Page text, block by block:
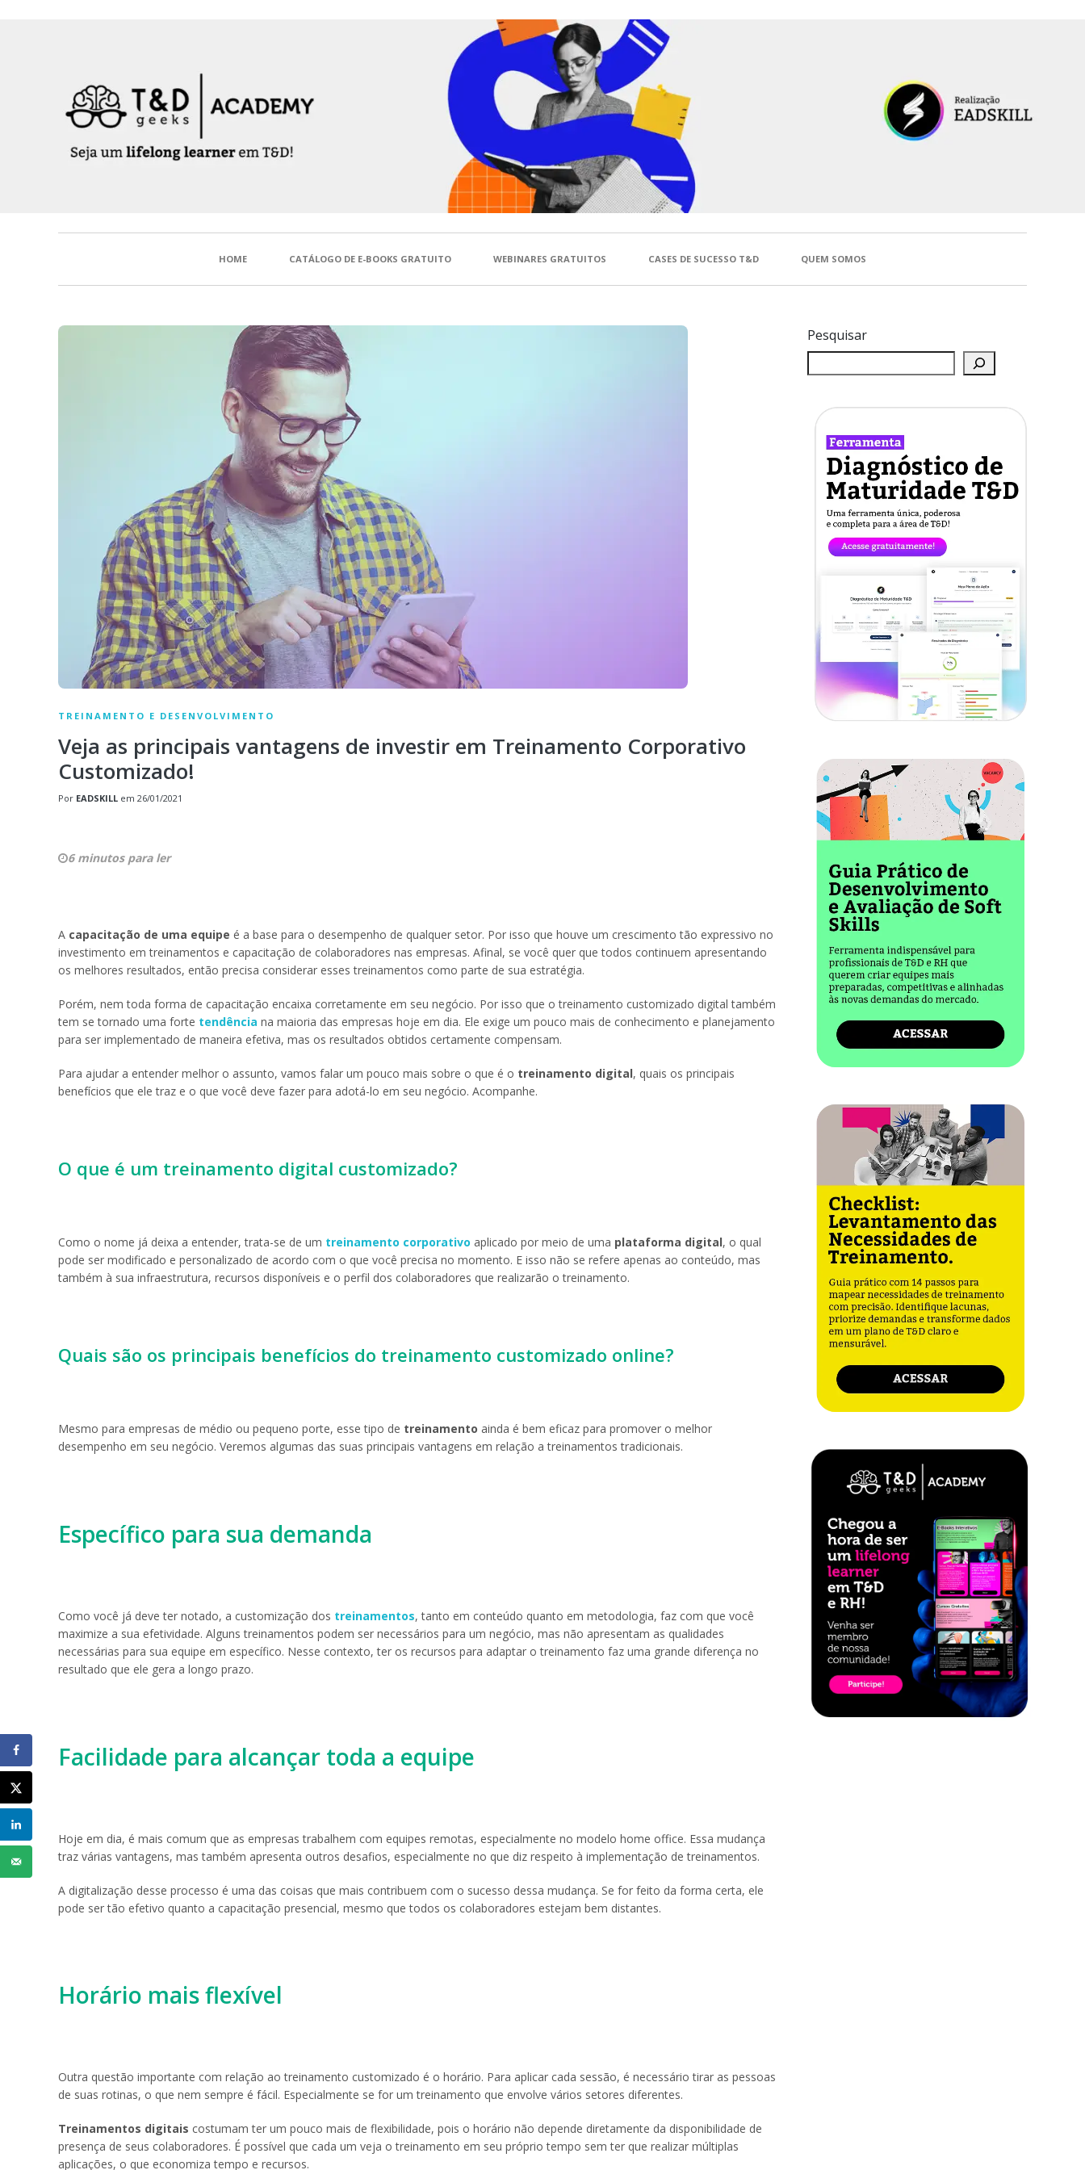
HOME CATÁLOGO DE E-BOOKS GRATUITO WEBINARES GRATUITOS CASES DE SUCESSO T&D QUEM SOMOS
TREINAMENTO E DESENVOLVIMENTO
Veja as principais vantagens de investir em Treinamento Corporativo
Customizado!
Por EADSKILL em 26/01/2021
6 minutos para ler
A capacitação de uma equipe é a base para o desempenho de qualquer setor. Por isso que houve um crescimento tão expressivo no
investimento em treinamentos e capacitação de colaboradores nas empresas. Afinal, se você quer que todos continuem apresentando
os melhores resultados, então precisa considerar esses treinamentos como parte de sua estratégia.
Porém, nem toda forma de capacitação encaixa corretamente em seu negócio. Por isso que o treinamento customizado digital também
tem se tornado uma forte tendência na maioria das empresas hoje em dia. Ele exige um pouco mais de conhecimento e planejamento
para ser implementado de maneira efetiva, mas os resultados obtidos certamente compensam.
Para ajudar a entender melhor o assunto, vamos falar um pouco mais sobre o que é o treinamento digital, quais os principais
benefícios que ele traz e o que você deve fazer para adotá-lo em seu negócio. Acompanhe.
O que é um treinamento digital customizado?
Como o nome já deixa a entender, trata-se de um treinamento corporativo aplicado por meio de uma plataforma digital, o qual
pode ser modificado e personalizado de acordo com o que você precisa no momento. E isso não se refere apenas ao conteúdo, mas
também à sua infraestrutura, recursos disponíveis e o perfil dos colaboradores que realizarão o treinamento.
Quais são os principais benefícios do treinamento customizado online?
Mesmo para empresas de médio ou pequeno porte, esse tipo de treinamento ainda é bem eficaz para promover o melhor
desempenho em seu negócio. Veremos algumas das suas principais vantagens em relação a treinamentos tradicionais.
Específico para sua demanda
Como você já deve ter notado, a customização dos treinamentos, tanto em conteúdo quanto em metodologia, faz com que você
maximize a sua efetividade. Alguns treinamentos podem ser necessários para um negócio, mas não apresentam as qualidades
necessárias para sua equipe em específico. Nesse contexto, ter os recursos para adaptar o treinamento faz uma grande diferença no
resultado que ele gera a longo prazo.
Facilidade para alcançar toda a equipe
Hoje em dia, é mais comum que as empresas trabalhem com equipes remotas, especialmente no modelo home office. Essa mudança
traz várias vantagens, mas também apresenta outros desafios, especialmente no que diz respeito à implementação de treinamentos.
A digitalização desse processo é uma das coisas que mais contribuem com o sucesso dessa mudança. Se for feito da forma certa, ele
pode ser tão efetivo quanto a capacitação presencial, mesmo que todos os colaboradores estejam bem distantes.
Horário mais flexível
Outra questão importante com relação ao treinamento customizado é o horário. Para aplicar cada sessão, é necessário tirar as pessoas
de suas rotinas, o que nem sempre é fácil. Especialmente se for um treinamento que envolve vários setores diferentes.
Treinamentos digitais costumam ter um pouco mais de flexibilidade, pois o horário não depende diretamente da disponibilidade de
presença de seus colaboradores. É possível que cada um veja o treinamento em seu próprio tempo sem ter que realizar múltiplas
aplicações, o que economiza tempo e recursos.
Pesquisar